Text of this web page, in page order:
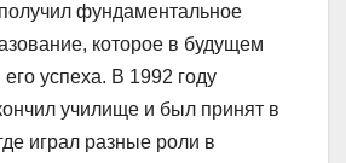
фундаментальное
которое в будущем
успеха. В 1992 году
училище и был принят в
играл разные роли в